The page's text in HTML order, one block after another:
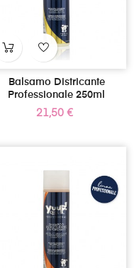
Balsamo Districante
Professionale 250ml
Prezzo
21,50 €